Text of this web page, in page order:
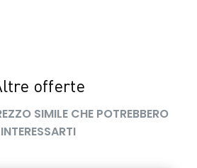
offerte
SIMILE CHE POTREBBERO
INTERESSARTI